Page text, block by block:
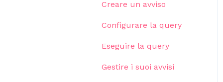
Selezione
Proposte
Programmi
Proposte
Cruscotti e modelli
Tracking
Contenuto
Creare un avviso
Configurare la query
Eseguire la query
Gestire i suoi avvisi